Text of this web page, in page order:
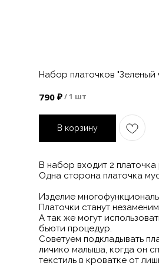
Набор платочков "Зеленый
790 ₽/1 шт
В корзину
В набор входит 2
Одна сторона платочка
Изделие
Платочки станут
А так же могут
бьюти процедур.
Советуем подкладывать
личико малыша, когда он
текстиль в кроватке от